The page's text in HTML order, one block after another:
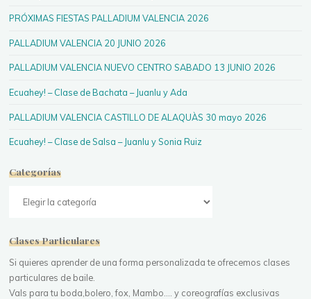
PRÓXIMAS FIESTAS PALLADIUM VALENCIA 2026
PALLADIUM VALENCIA 20 JUNIO 2026
PALLADIUM VALENCIA NUEVO CENTRO SABADO 13 JUNIO 2026
Ecuahey! – Clase de Bachata – Juanlu y Ada
PALLADIUM VALENCIA CASTILLO DE ALAQUÀS 30 mayo 2026
Ecuahey! – Clase de Salsa – Juanlu y Sonia Ruiz
Categorías
Clases Particulares
Si quieres aprender de una forma personalizada te ofrecemos clases
particulares de baile.
Vals para tu boda,bolero, fox, Mambo.... y coreografías exclusivas